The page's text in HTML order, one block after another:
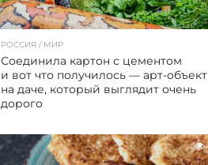
РОССИЯ / МИР
Соединила картон с цементом
и вот что получилось — арт-объект
на даче, который выглядит очень
дорого